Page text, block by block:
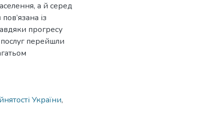
а й серед
із
прогресу
перейшли
України,